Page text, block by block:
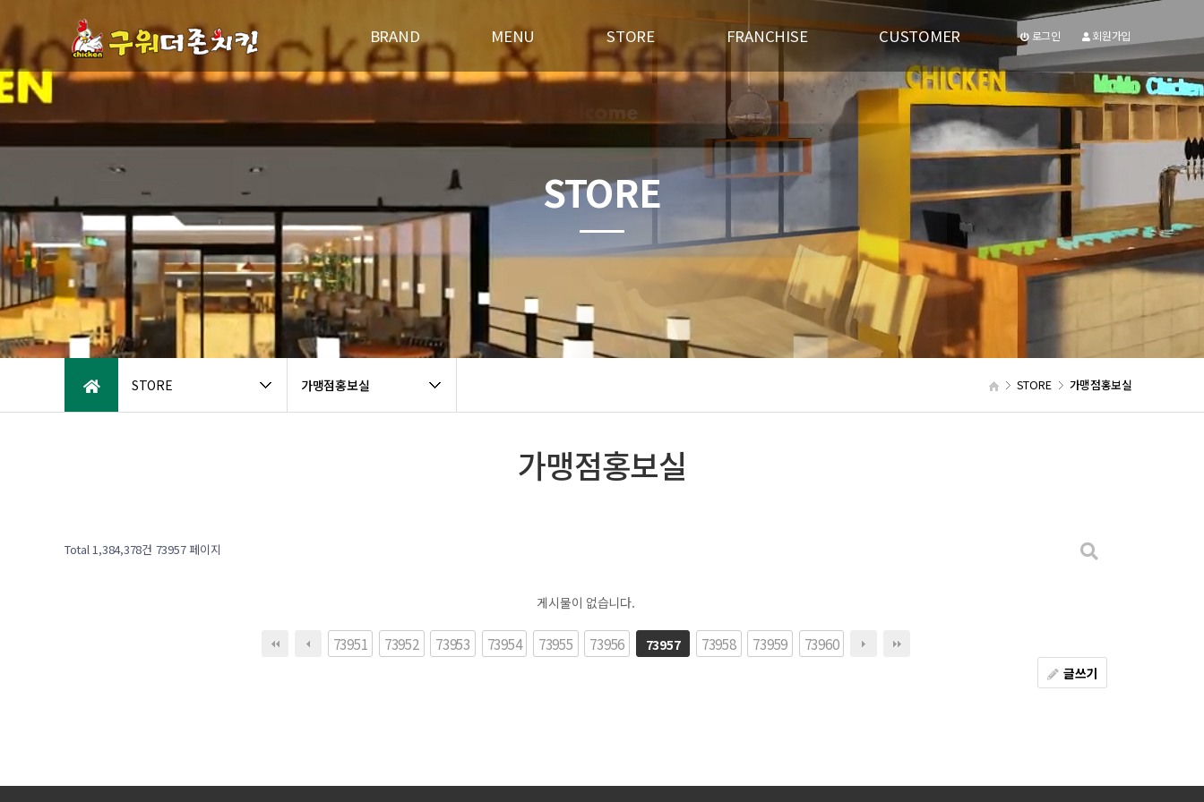
BRAND
연혁
패밀리브랜드소개
MENU
오븐구이
기타안주
STORE
가맹점 홍보실
인테리어
FRANCHISE
창업경쟁력
개설절차
창업상담
CUSTOMER
공지사항
유투브동영상
로그인 회원가입
STORE 가맹점홍보실 STORE 가맹점홍보실
STORE
가맹점홍보실
Total 1,384,378건 73957 페이지
게시물이 없습니다.
73951 73952 73953 73954 73955 73956 73957 73958 73959 73960
다음 맨끝
글쓰기